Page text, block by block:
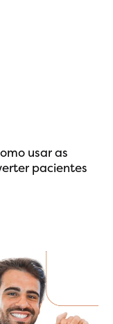
usar as
pacientes